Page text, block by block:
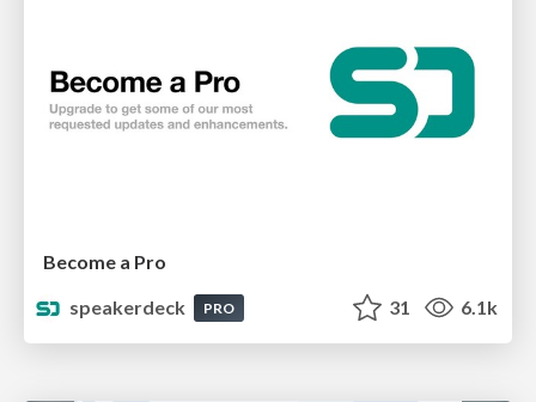
Become a Pro
speakerdeck
PRO 31 6.1k